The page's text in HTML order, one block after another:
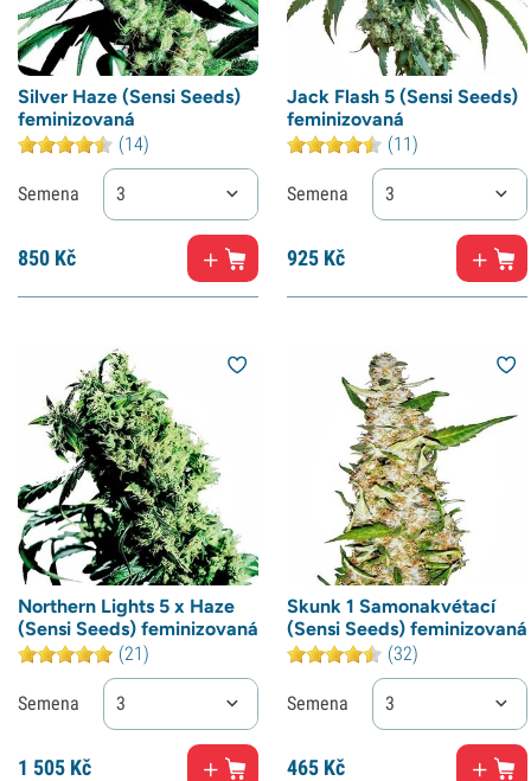
Silver Haze (Sensi Seeds)
feminizovaná
(14)
Semena 3
850 Kč
Jack Flash 5 (Sensi Seeds)
feminizovaná
(11)
Semena 3
925 Kč
Northern Lights 5 x Haze
(Sensi Seeds) feminizovaná
(21)
Semena 3
1 505 Kč
Skunk 1 Samonakvétací
(Sensi Seeds) feminizovaná
(32)
Semena 3
465 Kč